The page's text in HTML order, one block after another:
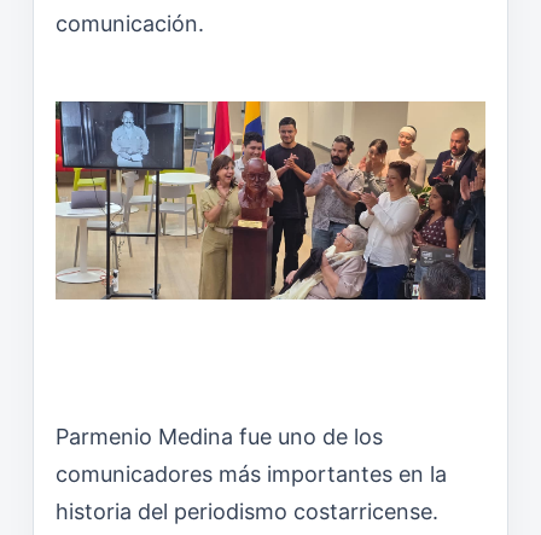
comunicación.
Parmenio Medina fue uno de los
comunicadores más importantes en la
historia del periodismo costarricense.